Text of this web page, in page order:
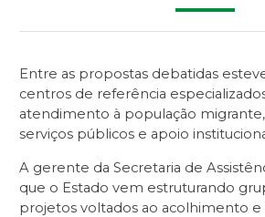
Entre as propostas debatidas
centros de referência
atendimento à população
serviços públicos e apoio
A gerente da Secretaria de
que o Estado vem estruturando
projetos voltados ao acolhimento e